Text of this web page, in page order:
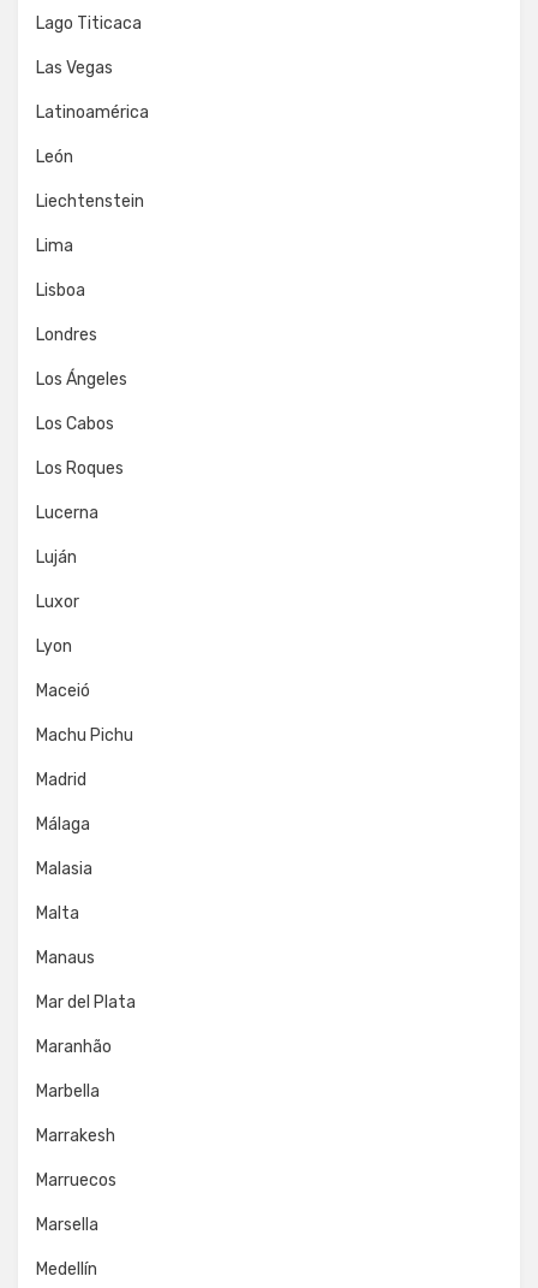
Lago Titicaca
Las Vegas
Latinoamérica
León
Liechtenstein
Lima
Lisboa
Londres
Los Ángeles
Los Cabos
Los Roques
Lucerna
Luján
Luxor
Lyon
Maceió
Machu Pichu
Madrid
Málaga
Malasia
Malta
Manaus
Mar del Plata
Maranhão
Marbella
Marrakesh
Marruecos
Marsella
Medellín